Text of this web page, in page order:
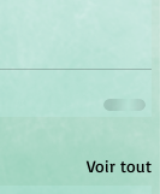
Voir tout